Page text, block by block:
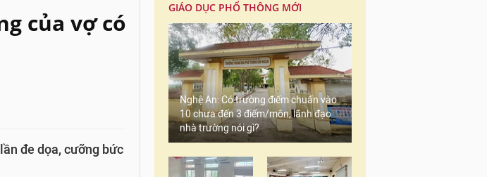
của vợ có
đe dọa, cưỡng bức
GIÁO DỤC PHỔ THÔNG MỚI
Nghệ An: Có trường điểm chuẩn vào
10 chưa đến 3 điểm/môn, lãnh đạo
nhà trường nói gì?